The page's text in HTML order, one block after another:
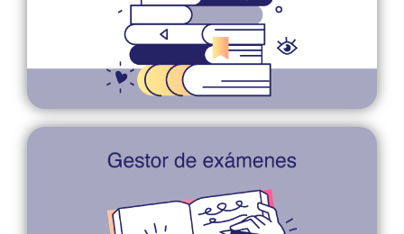
Documentos de gestión académica
la evaluación, según las necesidades del grupo.